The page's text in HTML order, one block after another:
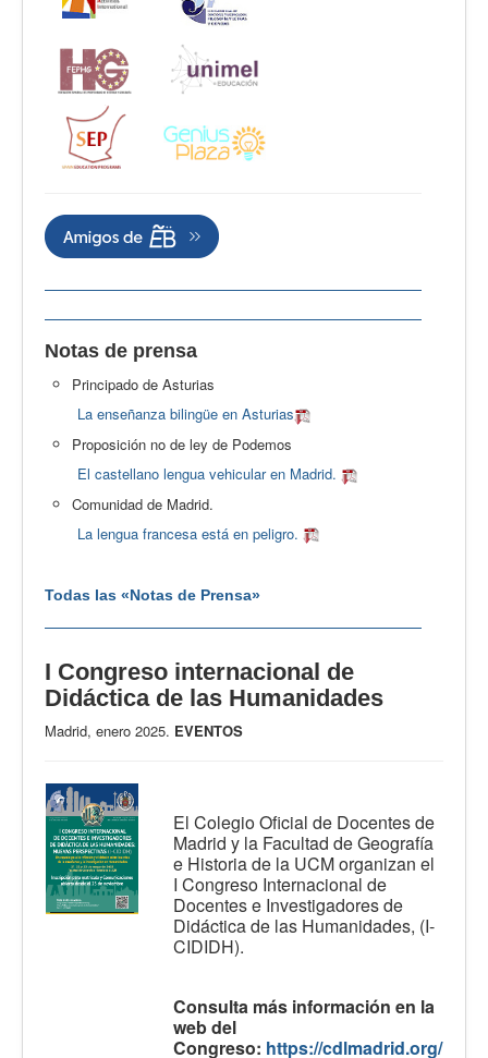
Notas de prensa
Principado de Asturias
La enseñanza bilingüe en Asturias
Proposición no de ley de Podemos
El castellano lengua vehicular en Madrid.
Comunidad de Madrid.
La lengua francesa está en peligro.
Todas las «Notas de Prensa»
I Congreso internacional de
Didáctica de las Humanidades
Madrid, enero 2025. EVENTOS
El Colegio Oficial de Docentes de
Madrid y la Facultad de Geografía
e Historia de la UCM organizan el
I Congreso Internacional de
Docentes e Investigadores de
Didáctica de las Humanidades, (I-
CIDIDH).
Consulta más información en la
web del
Congreso: https://cdlmadrid.org/